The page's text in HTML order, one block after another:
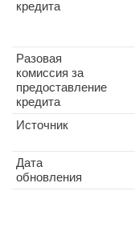
кредита
Разовая
комиссия за
предоставление
кредита
Источник
Дата
обновления